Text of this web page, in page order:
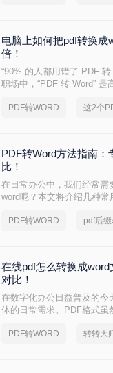
电脑上如何把pdf转换
倍！
“90% 的人都用错了 PDF
职场中，“PDF 转 Word”
PDF转WORD
PDF转Word方法指南
比！
在日常办公中，我们经常需
word呢？本文将介绍几种常
PDF转WORD pdf后
在线pdf怎么转换成
对比！
在数字化办公日益普及的今
体的日常需求。PDF格式虽
文将介绍两种在线将PDF
PDF转WORD 转转大